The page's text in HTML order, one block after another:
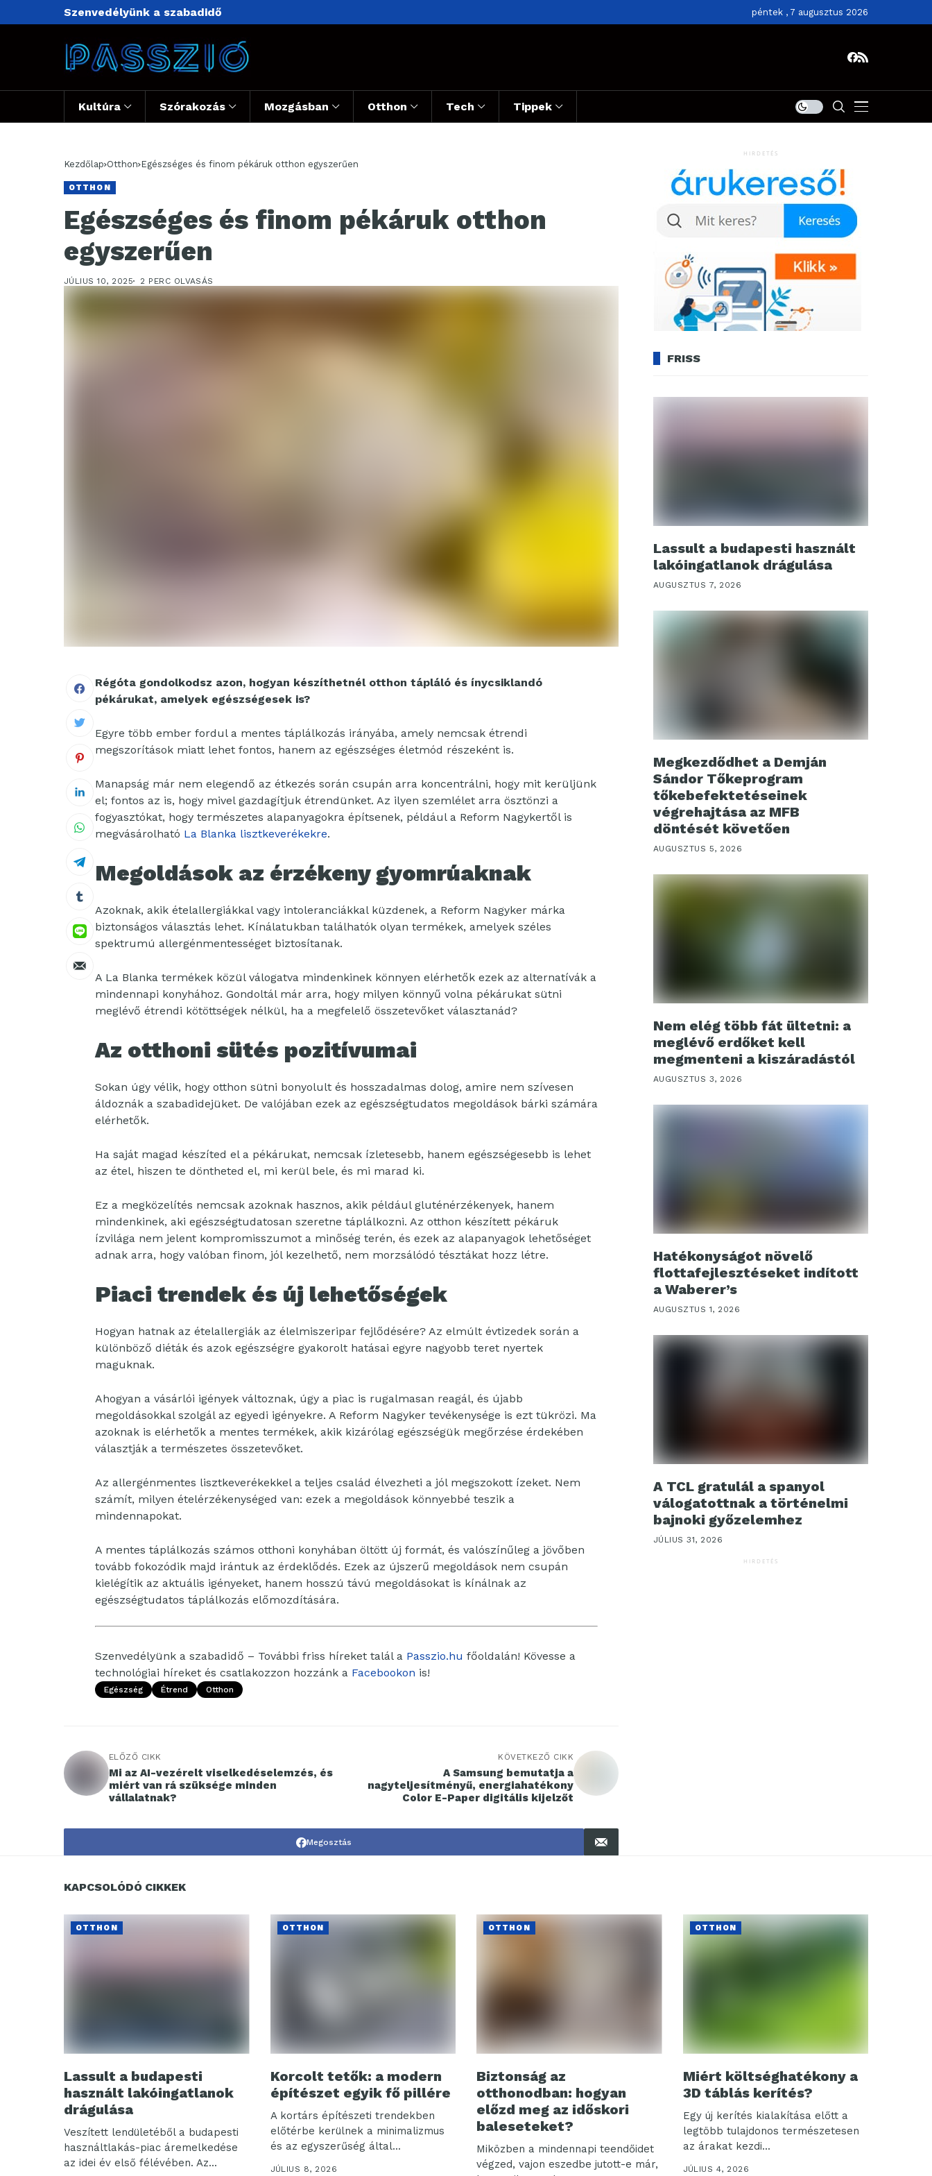
Szenvedélyünk a szabadidő péntek , 7 augusztus 2026
Kultúra Szórakozás Mozgásban Otthon Tech Tippek
Kezdőlap Otthon Egészséges és finom pékáruk otthon egyszerűen
OTTHON
Egészséges és finom pékáruk otthon
egyszerűen
JÚLIUS 10, 2025 2 PERC OLVASÁS
Régóta gondolkodsz azon, hogyan készíthetnél otthon tápláló és ínycsiklandó
pékárukat, amelyek egészségesek is?
Egyre több ember fordul a mentes táplálkozás irányába, amely nemcsak étrendi
megszorítások miatt lehet fontos, hanem az egészséges életmód részeként is.
Manapság már nem elegendő az étkezés során csupán arra koncentrálni, hogy mit kerüljünk
el; fontos az is, hogy mivel gazdagítjuk étrendünket. Az ilyen szemlélet arra ösztönzi a
fogyasztókat, hogy természetes alapanyagokra építsenek, például a Reform Nagykertől is
megvásárolható La Blanka lisztkeverékekre.
Megoldások az érzékeny gyomrúaknak
Azoknak, akik ételallergiákkal vagy intoleranciákkal küzdenek, a Reform Nagyker márka
biztonságos választás lehet. Kínálatukban találhatók olyan termékek, amelyek széles
spektrumú allergénmentességet biztosítanak.
A La Blanka termékek közül válogatva mindenkinek könnyen elérhetők ezek az alternatívák a
mindennapi konyhához. Gondoltál már arra, hogy milyen könnyű volna pékárukat sütni
meglévő étrendi kötöttségek nélkül, ha a megfelelő összetevőket választanád?
Az otthoni sütés pozitívumai
Sokan úgy vélik, hogy otthon sütni bonyolult és hosszadalmas dolog, amire nem szívesen
áldoznák a szabadidejüket. De valójában ezek az egészségtudatos megoldások bárki számára
elérhetők.
Ha saját magad készíted el a pékárukat, nemcsak ízletesebb, hanem egészségesebb is lehet
az étel, hiszen te döntheted el, mi kerül bele, és mi marad ki.
Ez a megközelítés nemcsak azoknak hasznos, akik például gluténérzékenyek, hanem
mindenkinek, aki egészségtudatosan szeretne táplálkozni. Az otthon készített pékáruk
ízvilága nem jelent kompromisszumot a minőség terén, és ezek az alapanyagok lehetőséget
adnak arra, hogy valóban finom, jól kezelhető, nem morzsálódó tésztákat hozz létre.
Piaci trendek és új lehetőségek
Hogyan hatnak az ételallergiák az élelmiszeripar fejlődésére? Az elmúlt évtizedek során a
különböző diéták és azok egészségre gyakorolt hatásai egyre nagyobb teret nyertek
maguknak.
Ahogyan a vásárlói igények változnak, úgy a piac is rugalmasan reagál, és újabb
megoldásokkal szolgál az egyedi igényekre. A Reform Nagyker tevékenysége is ezt tükrözi. Ma
azoknak is elérhetők a mentes termékek, akik kizárólag egészségük megőrzése érdekében
választják a természetes összetevőket.
Az allergénmentes lisztkeverékekkel a teljes család élvezheti a jól megszokott ízeket. Nem
számít, milyen ételérzékenységed van: ezek a megoldások könnyebbé teszik a
mindennapokat.
A mentes táplálkozás számos otthoni konyhában öltött új formát, és valószínűleg a jövőben
tovább fokozódik majd irántuk az érdeklődés. Ezek az újszerű megoldások nem csupán
kielégítik az aktuális igényeket, hanem hosszú távú megoldásokat is kínálnak az
egészségtudatos táplálkozás előmozdítására.
Szenvedélyünk a szabadidő – További friss híreket talál a Passzio.hu főoldalán! Kövesse a
technológiai híreket és csatlakozzon hozzánk a Facebookon is!
Egészség Étrend Otthon
ELŐZŐ CIKK
Mi az AI-vezérelt viselkedéselemzés, és
miért van rá szüksége minden
vállalatnak?
KÖVETKEZŐ CIKK
A Samsung bemutatja a
nagyteljesítményű, energiahatékony
Color E-Paper digitális kijelzőt
Megosztás
HIRDETÉS
FRISS
Lassult a budapesti használt
lakóingatlanok drágulása
AUGUSZTUS 7, 2026
Megkezdődhet a Demján
Sándor Tőkeprogram
tőkebefektetéseinek
végrehajtása az MFB
döntését követően
AUGUSZTUS 5, 2026
Nem elég több fát ültetni: a
meglévő erdőket kell
megmenteni a kiszáradástól
AUGUSZTUS 3, 2026
Hatékonyságot növelő
flottafejlesztéseket indított
a Waberer’s
AUGUSZTUS 1, 2026
A TCL gratulál a spanyol
válogatottnak a történelmi
bajnoki győzelemhez
JÚLIUS 31, 2026
HIRDETÉS
KAPCSOLÓDÓ CIKKEK
OTTHON
Lassult a budapesti
használt lakóingatlanok
drágulása
Veszített lendületéből a budapesti
használtlakás-piac áremelkedése
az idei év első félévében. Az...
OTTHON
Korcolt tetők: a modern
építészet egyik fő pillére
A kortárs építészeti trendekben
előtérbe kerülnek a minimalizmus
és az egyszerűség által...
JÚLIUS 8, 2026
OTTHON
Biztonság az
otthonodban: hogyan
előzd meg az időskori
baleseteket?
Miközben a mindennapi teendőidet
végzed, vajon eszedbe jutott-e már,
OTTHON
Miért költséghatékony a
3D táblás kerítés?
Egy új kerítés kialakítása előtt a
legtöbb tulajdonos természetesen
az árakat kezdi...
JÚLIUS 4, 2026